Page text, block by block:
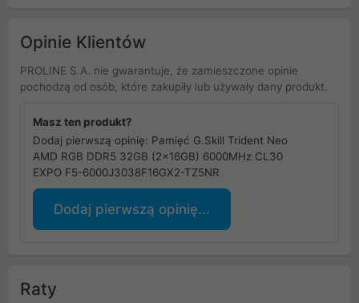
Opinie Klientów
PROLINE S.A. nie gwarantuje, że zamieszczone opinie
pochodzą od osób, które zakupiły lub używały dany produkt.
Masz ten produkt?
Dodaj pierwszą opinię: Pamięć G.Skill Trident Neo
AMD RGB DDR5 32GB (2x16GB) 6000MHz CL30
EXPO F5-6000J3038F16GX2-TZ5NR
Dodaj pierwszą opinię...
Raty